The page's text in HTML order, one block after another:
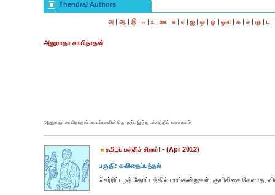
Thendral Authors
அ | ஆ | இ| ஈ | உ | ஊ | எ | ஏ | ஐ | ஒ | ஓ | ஔ| க | ச | ஞ | ட |
அனுராதா சாயிநாதன்
அனுராதா சாயிநாதன் படைப்புகளின் தொகுப்பு இந்த பக்கத்தில் காணலாம்
தமிழ்ப் பள்ளிச் சிறார்! - (Apr 2012)
பகுதி: கவிதைப்பந்தல்
செர்ரிப்பழத் தோட்டத்தில் மாங்கன்றுகள். குயிலிசை கேளாத,